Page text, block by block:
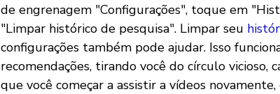
de engrenagem "Configurações", toque em
"Limpar histórico de pesquisa". Limpar seu
configurações também pode ajudar. Isso
recomendações, tirando você do círculo vicioso,
que você começar a assistir a vídeos